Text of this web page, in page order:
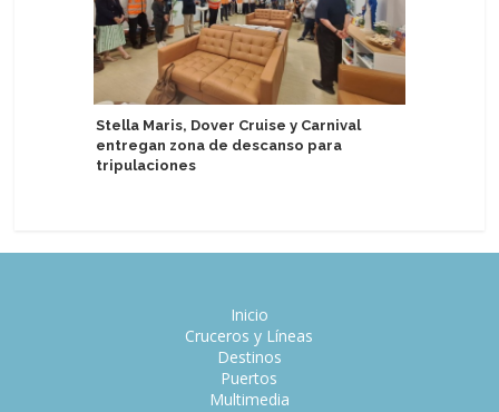
Stella Maris, Dover Cruise y Carnival
entregan zona de descanso para
tripulaciones
Inicio
Cruceros y Líneas
Destinos
Puertos
Multimedia